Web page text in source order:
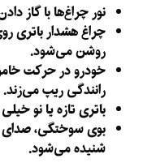
نور چراغ‌ها با گاز
چراغ هشدار باتری
روشن می‌شود.
خودرو در حرکت
رانندگی ریپ می‌زند.
باتری تازه یا نو
بوی سوختگی، صدای
شنیده می‌شود.